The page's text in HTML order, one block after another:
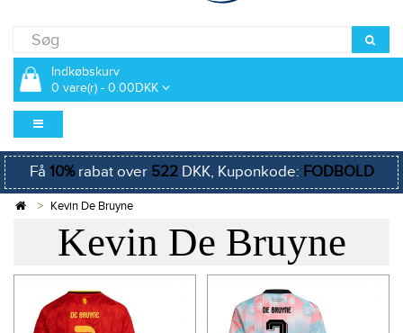
Indkøbskurv
0 vare(r) - 0.00DKK
Få 10%rabat over 522DKK, Kuponkode: FODBOLD
Kevin De Bruyne
Kevin De Bruyne